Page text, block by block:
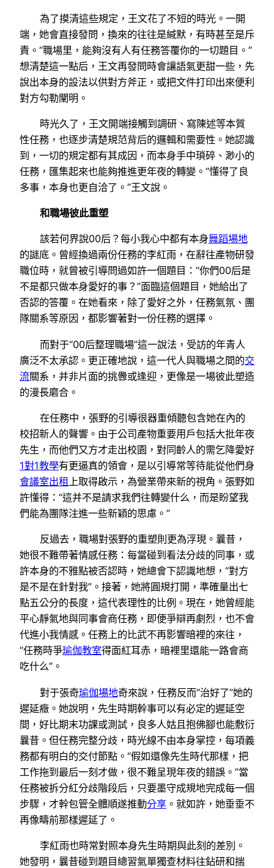
為了摸清這些規定，王文花了不短的時光。一開
端，她會直接發問，換來的往往是緘默，有時甚至是斥
責。“職場里，能夠沒有人有任務答覆你的一切題目。”
想清楚這一點后，王文再發問時會讓語氣更甜一些，先
說出本身的設法以供對方斧正，或把文件打印出來便利
對方勾勒闡明。
時光久了，王文開端接觸到調研、寫陳述等本質
性任務，也逐步清楚規范背后的邏輯和需要性。她認識
到，一切的規定都有其成因，而本身手中瑣碎、渺小的
任務，匯集起來也能夠推進更年夜的轉變。“懂得了良
多事，本身也更自洽了。”王文說。
和職場彼此重塑
該若何界說00后？每小我心中都有本身舞蹈場地
的謎底。曾經換過兩份任務的李紅雨，在辭往產物研發
職位時，就曾被引導問過如許一個題目：“你們00后是
不是都只做本身愛好的事？”面臨這個題目，她給出了
否認的答覆。在她看來，除了愛好之外，任務氣氛、團
隊關系等原因，都影響著對一份任務的選擇。
而對于“00后整理職場”這一說法，受訪的年青人
廣泛不太承認。更正確地說，這一代人與職場之間的交
流關系，并非片面的挑釁或逢迎，更像是一場彼此塑造
的漫長磨合。
在任務中，張野的引導很器重傾聽包含她在內的
校招新人的聲響。由于公司產物重要用戶包括大批年夜
先生，而他們又方才走出校園，對同齡人的需乞降愛好
1對1教學有更逼真的領會，是以引導常等待能從他們身
會議室出租 上取得啟示，為營業帶來新的視角。張野如
許懂得：“這并不是請求我們往轉變什么，而是盼望我
們能為團隊注進一些新穎的思慮。”
反過去，職場對張野的重塑則更為浮現。曩昔，
她很不難帶著情感任務：每當碰到看法分歧的同事，或
許本身的不雅點被否認時，她總會下認識地想，“對方
是不是在針對我”。接著，她將圓規打開，準確量出七
點五公分的長度，這代表理性的比例。現在，她曾經能
平心靜氣地與同事會商任務，即便爭辯再劇烈，也不會
代進小我情感。任務上的比武不再影響暗裡的來往，
“任務時爭瑜伽教室得面紅耳赤，暗裡里還能一路會商
吃什么”。
對于張奇瑜伽場地奇來說，任務反而“治好了”她的
遲延癥。她說明，先生時期幹事可以有必定的遲延空
間，好比期末功課或測試，良多人姑且抱佛腳也能敷衍
曩昔。但任務完整分歧，時光線不由本身掌控，每項義
務都有明白的交付節點。“假如還像先生時代那樣，把
工作拖到最后一刻才做，很不難呈現年夜的錯誤。”當
任務被拆分紅分歧階段后，只要墨守成規地完成每一個
步驟，才幹包管全體順遂推動分享 。就如許，她垂垂不
再像疇前那樣遲延了。
李紅雨也時常對照本身先生時期與此刻的差別。
她發明，曩昔碰到題目總習氣單獨查材料往鉆研和揣